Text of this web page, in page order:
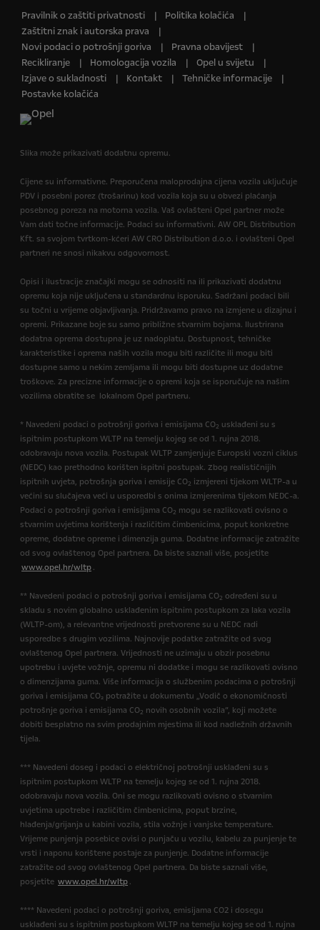
Pravilnik o zaštiti privatnosti
Politika kolačića
Zaštitni znak i autorska prava
Novi podaci o potrošnji goriva
Pravna obavijest
Recikliranje
Homologacija vozila
Opel u svijetu
Izjave o sukladnosti
Kontakt
Tehničke informacije
Postavke kolačića
Slika može prikazivati dodatnu opremu.
Cijene su informativne. Preporučena maloprodajna cijena vozila uključuje
PDV i posebni porez (trošarinu) kod vozila koja su u obvezi plaćanja
posebnog poreza na motorna vozila. Vaš ovlašteni Opel partner može
Vam dati točne informacije. Podaci su informativni. AW OPL Distribution
Kft. sa svojom tvrtkom-kćeri AW CRO Distribution d.o.o. i ovlašteni Opel
partneri ne snosi nikakvu odgovornost.
Opisi i ilustracije značajki mogu se odnositi na ili prikazivati dodatnu
opremu koja nije uključena u standardnu isporuku. Sadržani podaci bili
su točni u vrijeme objavljivanja. Pridržavamo pravo na izmjene u dizajnu i
opremi. Prikazane boje su samo približne stvarnim bojama. Ilustrirana
dodatna oprema dostupna je uz nadoplatu. Dostupnost, tehničke
karakteristike i oprema naših vozila mogu biti različite ili mogu biti
dostupne samo u nekim zemljama ili mogu biti dostupne uz dodatne
troškove. Za precizne informacije o opremi koja se isporučuje na našim
vozilima obratite se lokalnom Opel partneru.
* Navedeni podaci o potrošnji goriva i emisijama CO2 usklađeni su s
ispitnim postupkom WLTP na temelju kojeg se od 1. rujna 2018.
odobravaju nova vozila. Postupak WLTP zamjenjuje Europski vozni ciklus
(NEDC) kao prethodno korišten ispitni postupak. Zbog realističnijih
ispitnih uvjeta, potrošnja goriva i emisije CO2 izmjereni tijekom WLTP-a u
većini su slučajeva veći u usporedbi s onima izmjerenima tijekom NEDC-a.
Podaci o potrošnji goriva i emisijama CO2 mogu se razlikovati ovisno o
stvarnim uvjetima korištenja i različitim čimbenicima, poput konkretne
opreme, dodatne opreme i dimenzija guma. Dodatne informacije zatražite
od svog ovlaštenog Opel partnera. Da biste saznali više, posjetite
www.opel.hr/wltp .
** Navedeni podaci o potrošnji goriva i emisijama CO2 određeni su u
skladu s novim globalno usklađenim ispitnim postupkom za laka vozila
(WLTP-om), a relevantne vrijednosti pretvorene su u NEDC radi
usporedbe s drugim vozilima. Najnovije podatke zatražite od svog
ovlaštenog Opel partnera. Vrijednosti ne uzimaju u obzir posebnu
upotrebu i uvjete vožnje, opremu ni dodatke i mogu se razlikovati ovisno
o dimenzijama guma. Više informacija o službenim podacima o potrošnji
goriva i emisijama CO₂ potražite u dokumentu „Vodič o ekonomičnosti
potrošnje goriva i emisijama CO2 novih osobnih vozila”, koji možete
dobiti besplatno na svim prodajnim mjestima ili kod nadležnih državnih
tijela.
*** Navedeni doseg i podaci o električnoj potrošnji usklađeni su s
ispitnim postupkom WLTP na temelju kojeg se od 1. rujna 2018.
odobravaju nova vozila. Oni se mogu razlikovati ovisno o stvarnim
uvjetima upotrebe i različitim čimbenicima, poput brzine,
hlađenja/grijanja u kabini vozila, stila vožnje i vanjske temperature.
Vrijeme punjenja posebice ovisi o punjaču u vozilu, kabelu za punjenje te
vrsti i naponu korištene postaje za punjenje. Dodatne informacije
zatražite od svog ovlaštenog Opel partnera. Da biste saznali više,
posjetite www.opel.hr/wltp .
**** Navedeni podaci o potrošnji goriva, emisijama CO2 i dosegu
usklađeni su s ispitnim postupkom WLTP na temelju kojeg se od 1. rujna